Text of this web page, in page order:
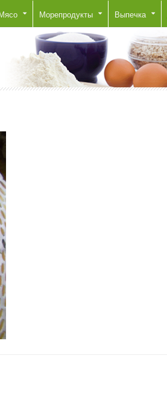
Мясо Морепродукты Выпечка